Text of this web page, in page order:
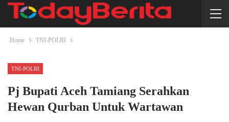
Home TNI-POLRI
TNI-POLRI
Pj Bupati Aceh Tamiang Serahkan
Hewan Qurban Untuk Wartawan